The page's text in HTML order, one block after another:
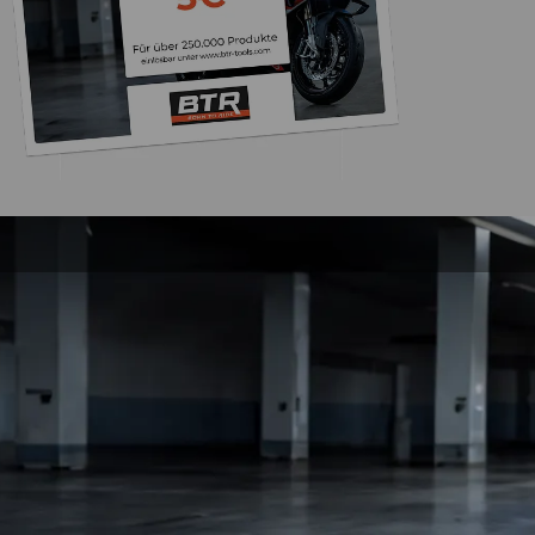
„Die Abwicklung
bzw. Bestellung
schnell ab. Als Firma braucht man
verlässliche Partner
ich hier